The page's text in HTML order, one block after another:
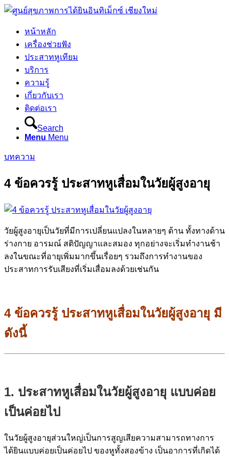
หน้าหลัก
เครื่องช่วยฟัง
ประสาทหูเทียม
บริการ
ความรู้
เกี่ยวกับเรา
ติดต่อเรา
Search
Menu Menu
บทความ
4 ข้อควรรู้ ประสาทหูเสื่อมในวัยผู้สูงอายุ
วัยผู้สูงอายุเป็นวัยที่มีการเปลี่ยนแปลงในหลายๆ ด้าน ทั้งทางด้าน
ร่างกาย อารมณ์ สติปัญญาและสมอง ทุกอย่างจะเริ่มทำงานช้า
ลงในขณะที่อายุเพิ่มมากขึ้นเรื่อยๆ รวมถึงการทำงานของ
ประสาทการรับเสียงที่เริ่มเสื่อมลงด้วยเช่นกัน
4 ข้อควรรู้ ประสาทหูเสื่อมในวัยผู้สูงอายุ มี
ดังนี้
1. ประสาทหูเสื่อมในวัยผู้สูงอายุ แบบค่อย
เป็นค่อยไป
ในวัยผู้สูงอายุส่วนใหญ่เป็นการสูญเสียความสามารถทางการ
ได้ยินแบบค่อยเป็นค่อยไป ของหูทั้งสองข้าง เป็นอาการที่เกิดได้